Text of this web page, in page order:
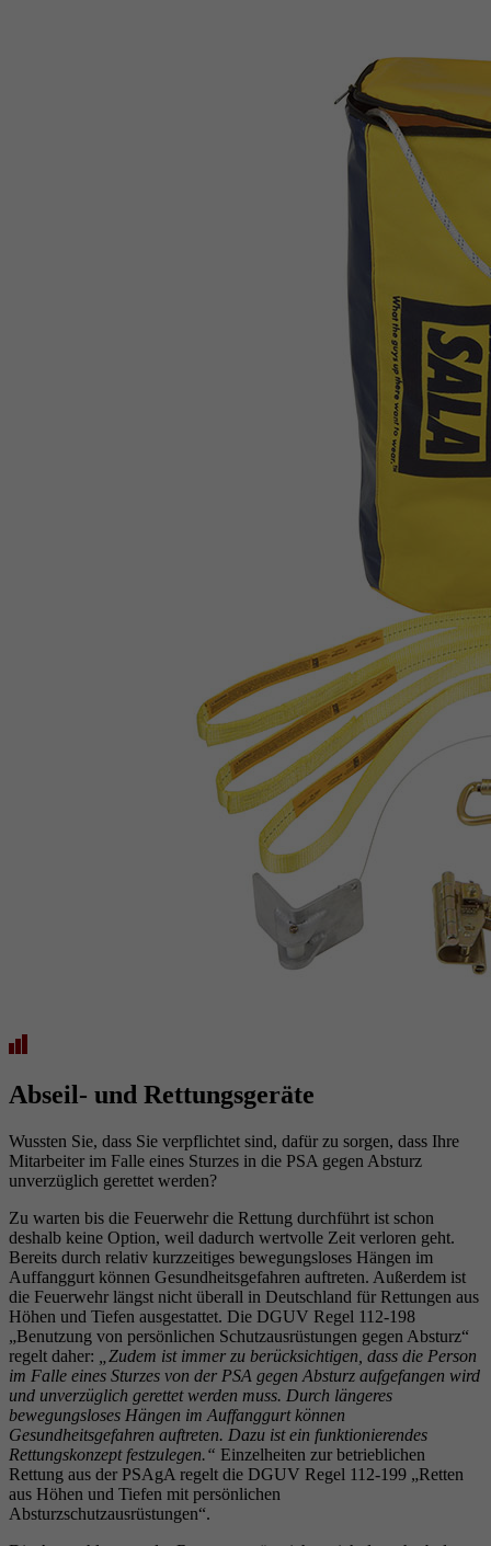
Abseil- und Rettungsgeräte
Wussten Sie, dass Sie verpflichtet sind, dafür zu sorgen, dass Ihre
Mitarbeiter im Falle eines Sturzes in die PSA gegen Absturz
unverzüglich gerettet werden?
Zu warten bis die Feuerwehr die Rettung durchführt ist schon
deshalb keine Option, weil dadurch wertvolle Zeit verloren geht.
Bereits durch relativ kurzzeitiges bewegungsloses Hängen im
Auffanggurt können Gesundheitsgefahren auftreten. Außerdem ist
die Feuerwehr längst nicht überall in Deutschland für Rettungen aus
Höhen und Tiefen ausgestattet. Die DGUV Regel 112-198
„Benutzung von persönlichen Schutzausrüstungen gegen Absturz“
regelt daher:
„Zudem ist immer zu berücksichtigen, dass die Person
im Falle eines Sturzes von der PSA gegen Absturz aufgefangen wird
und unverzüglich gerettet werden muss. Durch längeres
bewegungsloses Hängen im Auffanggurt können
Gesundheitsgefahren auftreten. Dazu ist ein funktionierendes
Rettungskonzept festzulegen.“ Einzelheiten zur betrieblichen
Rettung aus der PSAgA regelt die DGUV Regel 112-199 „Retten
aus Höhen und Tiefen mit persönlichen
Absturzschutzausrüstungen“.